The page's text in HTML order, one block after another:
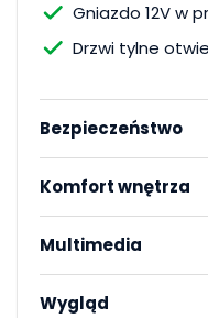
Gniazdo 12V w
Drzwi tylne
Bezpieczeństwo
Komfort wnętrza
Multimedia
Wygląd